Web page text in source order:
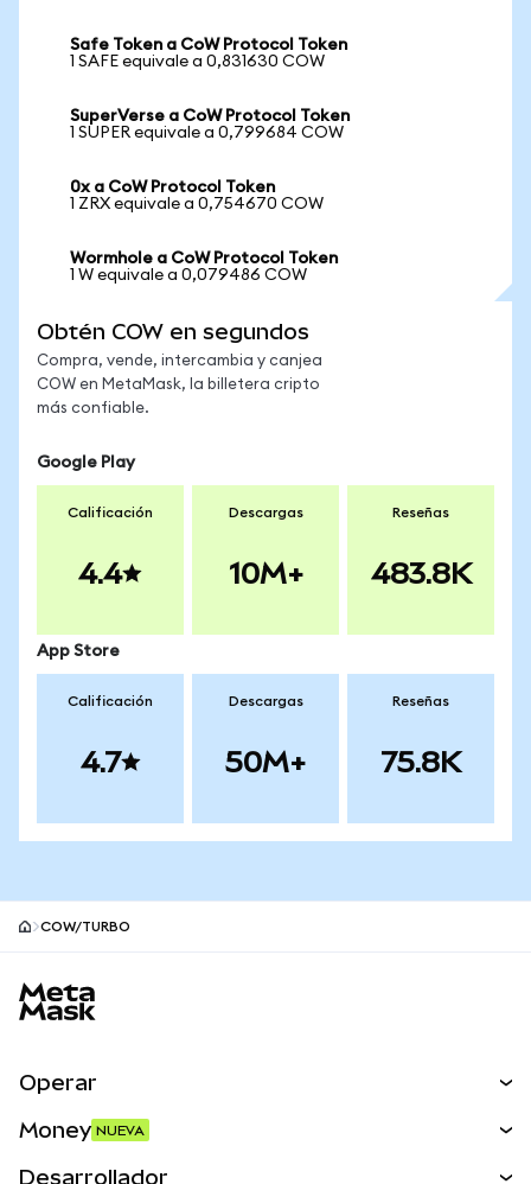
Safe Token a CoW Protocol Token
1 SAFE equivale a 0,831630 COW
SuperVerse a CoW Protocol Token
1 SUPER equivale a 0,799684 COW
0x a CoW Protocol Token
1 ZRX equivale a 0,754670 COW
Wormhole a CoW Protocol Token
1 W equivale a 0,079486 COW
Obtén COW en segundos
Compra, vende, intercambia y canjea
COW en MetaMask, la billetera cripto
más confiable.
Google Play
Calificación
4.4
Descargas
10M+
Reseñas
483.8K
App Store
Calificación
4.7
Descargas
50M+
Reseñas
75.8K
COW/TURBO
Operar
Money NUEVA
Desarrollador